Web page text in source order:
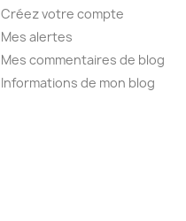
Créez votre compte
Mes alertes
Mes commentaires de blog
Informations de mon blog